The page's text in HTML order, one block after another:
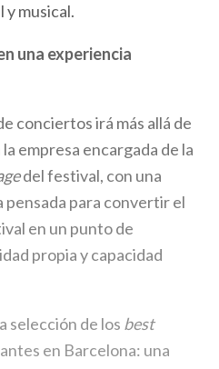
musical.
una experiencia
conciertos irá más allá de
empresa encargada de la
del festival, con una
para convertir el
en un punto de
propia y capacidad
selección de los best
en Barcelona: una